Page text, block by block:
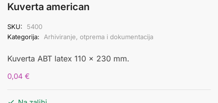
Kuverta american
SKU:
5400
Kategorija:
Arhiviranje, otprema i dokumentacija
Kuverta ABT latex 110 x 230 mm.
0,04 €